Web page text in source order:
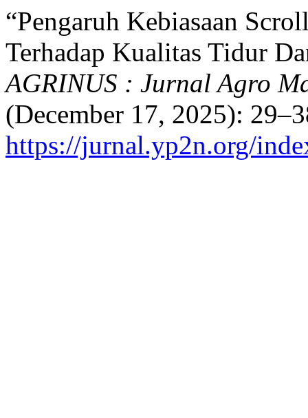
“Pengaruh Kebiasaan
Terhadap Kualitas Tidur
AGRINUS : Jurnal Agro
(December 17, 2025):
https://jurnal.yp2n.org/